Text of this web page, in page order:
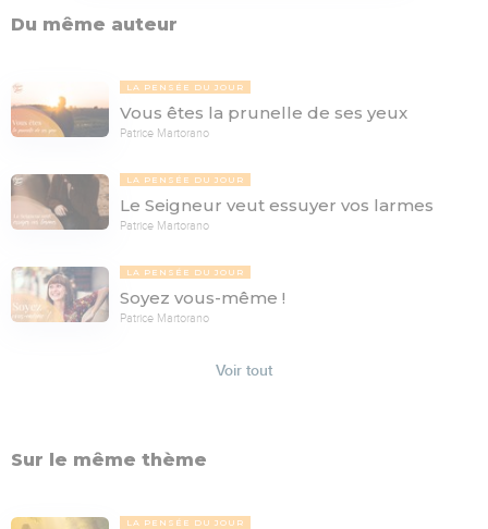
Du même auteur
LA PENSÉE DU JOUR
Vous êtes la prunelle de ses yeux
Patrice Martorano
LA PENSÉE DU JOUR
Le Seigneur veut essuyer vos larmes
Patrice Martorano
LA PENSÉE DU JOUR
Soyez vous-même !
Patrice Martorano
Voir tout
Sur le même thème
LA PENSÉE DU JOUR